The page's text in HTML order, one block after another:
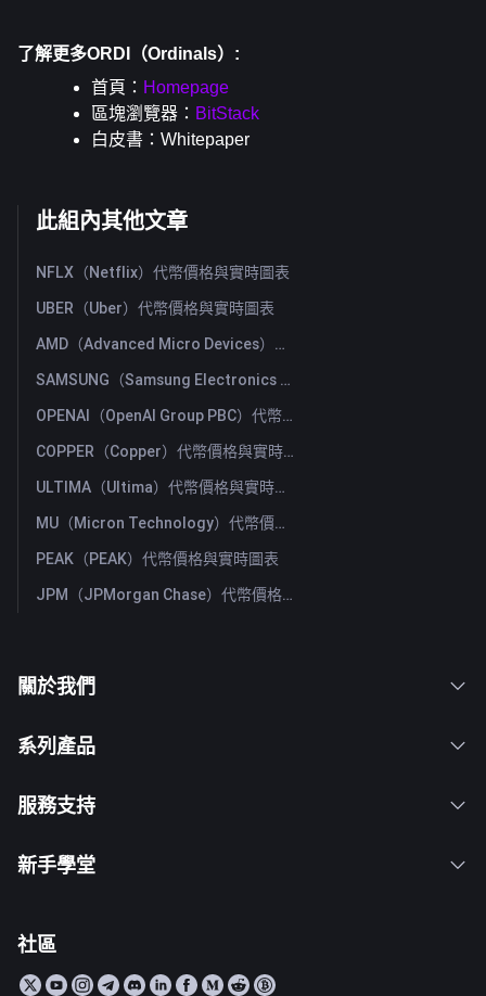
了解更多ORDI（Ordinals）:
首頁： Homepage
區塊瀏覽器： BitStack
白皮書： Whitepaper
此組內其他文章
NFLX（Netflix）代幣價格與實時圖表
UBER（Uber）代幣價格與實時圖表
AMD（Advanced Micro Devices）代幣價格與實時圖表
SAMSUNG（Samsung Electronics Co., Ltd）代幣價格與實時圖表
OPENAI（OpenAI Group PBC）代幣價格與實時圖表
COPPER（Copper）代幣價格與實時圖表
ULTIMA（Ultima）代幣價格與實時圖表
MU（Micron Technology）代幣價格與實時圖表
PEAK（PEAK）代幣價格與實時圖表
JPM（JPMorgan Chase）代幣價格與實時圖表
關於我們
系列產品
服務支持
新手學堂
社區